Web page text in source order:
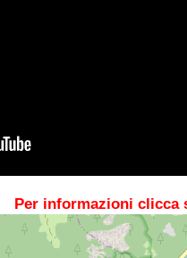
Per informazioni clicca